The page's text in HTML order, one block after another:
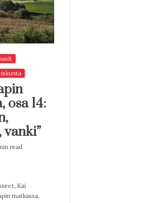
osa 14:
read
, Kai
matkassa,